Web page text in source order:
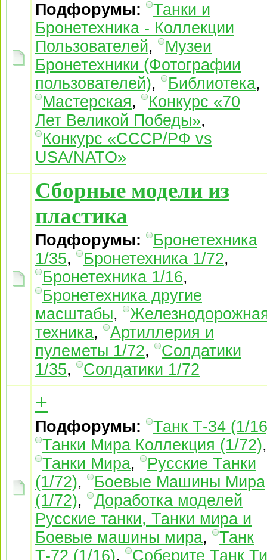
Подфорумы:
Танки и
Бронетехника - Коллекции
Пользователей,
Музеи
Бронетехники (Фотографии
пользователей), Библиотека,
Мастерская,
Конкурс «70
Лет Великой Победы»,
Конкурс «СССР/РФ vs
USA/NATO»
Сборные модели из
пластика
Подфорумы:
Бронетехника
1/35, Бронетехника 1/72,
Бронетехника 1/16,
Бронетехника другие
масштабы,
техника,
Артиллерия и
пулеметы 1/72,
Солдатики
1/35, Солдатики 1/72
+
Подфорумы:
Танк Т-34 (1/
Танки Мира Коллекция (1/72),
Танки Мира,
Русские Танки
(1/72),
Боевые Машины Мира
(1/72),
Доработка моделей
Русские танки, Танки мира и
Боевые машины мира,
Танк
Т-72 (1/16), Соберите Танк